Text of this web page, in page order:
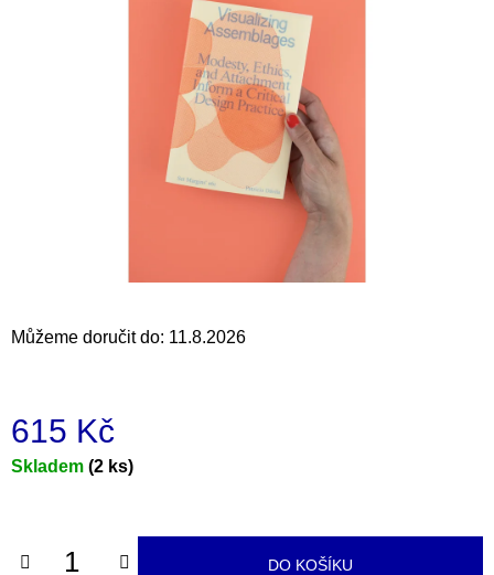
Můžeme doručit do: 11.8.2026
615 Kč
Měrná
Skladem (2 ks)
DO KOŠÍKU
o
r
u
č
m